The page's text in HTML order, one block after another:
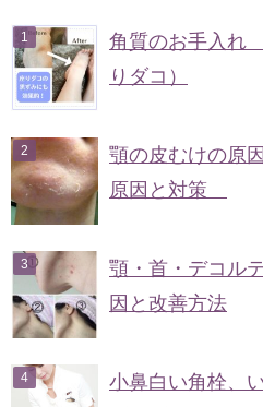
角質のお手入れ
りダコ）
顎の皮むけの原
原因と対策
顎・首・デコル
因と改善方法
小鼻白い角栓、